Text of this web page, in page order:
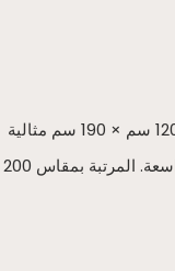
تتوفر مراتبنا بمجموعة واسعة من المقاسات لتناسب مختلف الاحتياجات: المرتبة المفردة بمقاس 90 سم × 190 سم مناسبة لسكن الطلاب والشقق الفردية. المرتبة المفردة الأكبر حجمًا بمقاس 120 سم × 190 سم مثالية
لغرف النوم في المنزل. المرتبة المزدوجة بمقاس 150 سم × 200 سم شائعة الاستخدام في غرف نوم الأزواج. المرتبة بمقاس 180 سم × 200 سم مناسبة للفنادق الفخمة وغرف النوم العائلية الواسعة. المرتبة بمقاس 200